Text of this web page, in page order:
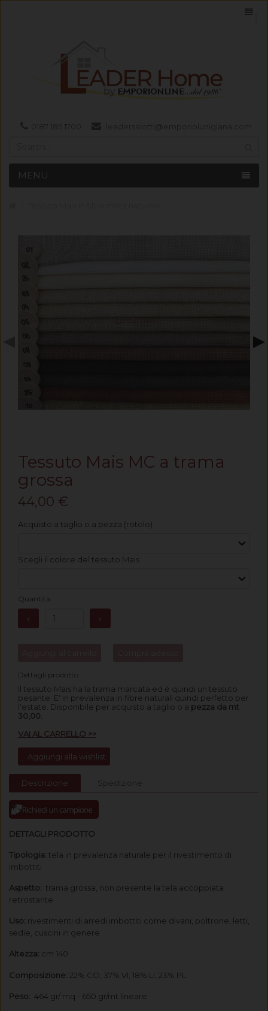
MENU
▶
Tessuto Mais MC a trama
grossa
44,00 €
Acquisto a taglio o a pezza (rotolo)
Scegli il colore del tessuto Mais
Quantità
Dettagli prodotto
Il tessuto Mais ha la trama marcata ed è quindi un tessuto
pesante. E' in prevalenza in fibre naturali quindi perfetto per
l'estate. Disponibile per acquisto a taglio o a pezza da mt
30,00.
VAI AL CARRELLO >>
Aggiungi alla wishlist
Descrizione Spedizione
DETTAGLI PRODOTTO
Tipologia: tela in prevalenza naturale per il rivestimento di
imbottiti
Aspetto: trama grossa, non presente la tela accoppiata
retrostante
Uso: rivestimenti di arredi imbottiti come divani, poltrone, letti,
sedie, cuscini in genere
Altezza: cm 140
Composizione: 22% CO, 37% VI, 18% LI, 23% PL
Peso: 464 gr/ mq - 650 gr/mt lineare